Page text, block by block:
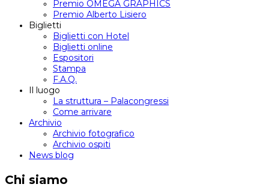
Premio OMEGA GRAPHICS
Premio Alberto Lisiero
Biglietti
Biglietti con Hotel
Biglietti online
Espositori
Stampa
F.A.Q.
Il luogo
La struttura – Palacongressi
Come arrivare
Archivio
Archivio fotografico
Archivio ospiti
News blog
Chi siamo